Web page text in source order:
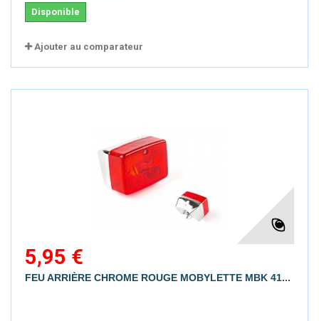
Disponible
Ajouter au comparateur
5,95 €
FEU ARRIÈRE CHROME ROUGE MOBYLETTE MBK 41...